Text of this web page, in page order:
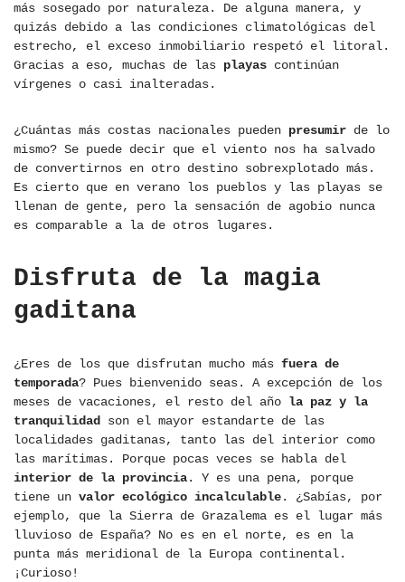
más sosegado por naturaleza. De alguna manera, y
quizás debido a las condiciones climatológicas del
estrecho, el exceso inmobiliario respetó el litoral.
Gracias a eso, muchas de las playas continúan
vírgenes o casi inalteradas.
¿Cuántas más costas nacionales pueden presumir de lo
mismo? Se puede decir que el viento nos ha salvado
de convertirnos en otro destino sobrexplotado más.
Es cierto que en verano los pueblos y las playas se
llenan de gente, pero la sensación de agobio nunca
es comparable a la de otros lugares.
Disfruta de la magia
gaditana
¿Eres de los que disfrutan mucho más fuera de
temporada? Pues bienvenido seas. A excepción de los
meses de vacaciones, el resto del año la paz y la
tranquilidad son el mayor estandarte de las
localidades gaditanas, tanto las del interior como
las marítimas. Porque pocas veces se habla del
interior de la provincia. Y es una pena, porque
tiene un valor ecológico incalculable. ¿Sabías, por
ejemplo, que la Sierra de Grazalema es el lugar más
lluvioso de España? No es en el norte, es en la
punta más meridional de la Europa continental.
¡Curioso!